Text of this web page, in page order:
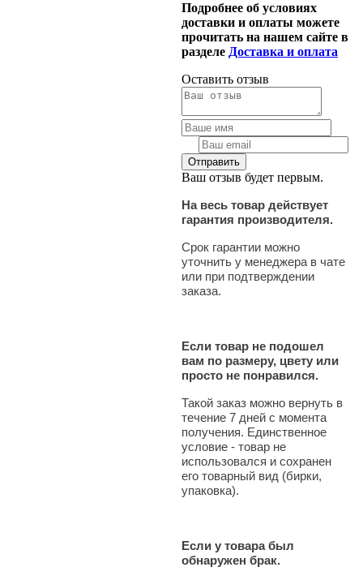
Подробнее об условиях
доставки и оплаты можете
прочитать на нашем сайте в
разделе Доставка и оплата
Оставить отзыв
Ваш отзыв будет первым.
На весь товар действует
гарантия производителя.
Срок гарантии можно
уточнить у менеджера в чате
или при подтверждении
заказа.
Если товар не подошел
вам по размеру, цвету или
просто не понравился.
Такой заказ можно вернуть в
течение 7 дней с момента
получения. Единственное
условие - товар не
использовался и сохранен
его товарный вид (бирки,
упаковка).
Если у товара был
обнаружен брак.